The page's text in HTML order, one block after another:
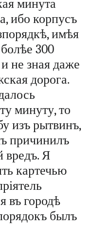
минута
ибо корпусъ
имѣя
300
не зная даже
дорога.
минуту, то
изъ рытвинъ,
причинилъ
вредъ. Я
картечью
въ городѣ
былъ